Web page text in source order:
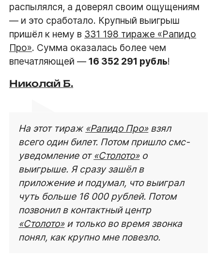
распылялся, а доверял своим ощущениям
— и это сработало. Крупный выигрыш
пришёл к нему в 331 198 тираже «Рапидо
Про». Сумма оказалась более чем
впечатляющей —16 352 291 рубль!
Николай Б.
На этот тираж «Рапидо Про»взял
всего один билет. Потом пришло смс-
уведомление от «Столото»о
выигрыше. Я сразу зашёл в
приложение и подумал, что выиграл
чуть больше 16 000 рублей. Потом
позвонил в контактный центр
«Столото»и только во время звонка
понял, как крупно мне повезло.